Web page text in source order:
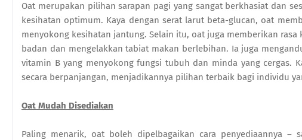
Oat merupakan pilihan sarapan pagi yang sangat berkhasiat dan
kesihatan optimum. Kaya dengan serat larut beta-glucan, oat
menyokong kesihatan jantung. Selain itu, oat juga memberikan
badan dan mengelakkan tabiat makan berlebihan. Ia juga
vitamin B yang menyokong fungsi tubuh dan minda yang cergas.
secara berpanjangan, menjadikannya pilihan terbaik bagi individu
Oat Mudah Disediakan
Paling menarik, oat boleh dipelbagaikan cara penyediaannya